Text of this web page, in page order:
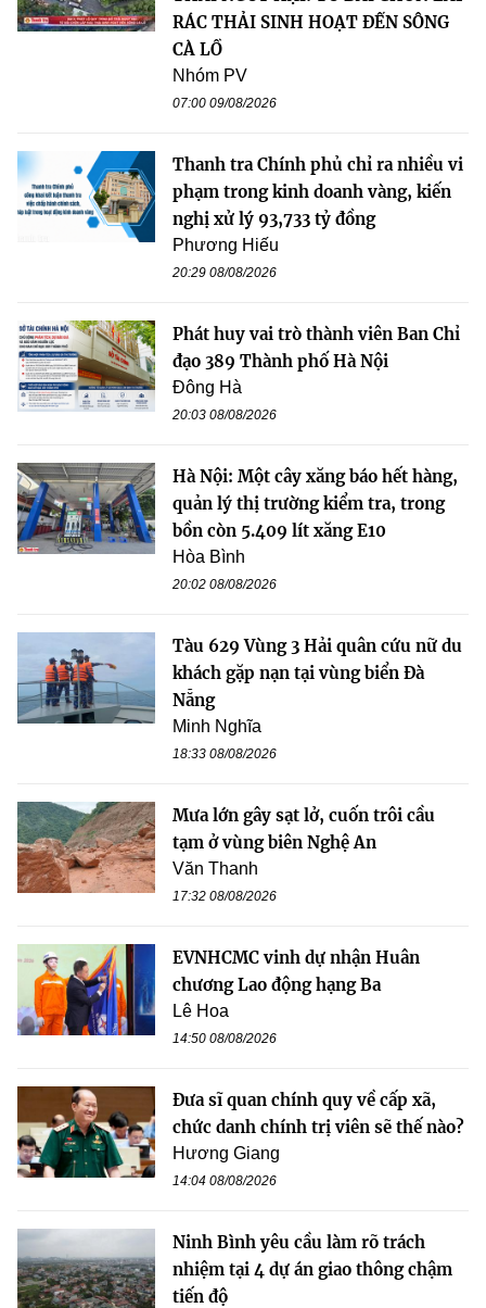
RÁC THẢI SINH HOẠT ĐẾN SÔNG
CÀ LỒ
Nhóm PV
07:00 09/08/2026
Thanh tra Chính phủ chỉ ra nhiều vi
phạm trong kinh doanh vàng, kiến
nghị xử lý 93,733 tỷ đồng
Phương Hiếu
20:29 08/08/2026
Phát huy vai trò thành viên Ban Chỉ
đạo 389 Thành phố Hà Nội
Đông Hà
20:03 08/08/2026
Hà Nội: Một cây xăng báo hết hàng,
quản lý thị trường kiểm tra, trong
bồn còn 5.409 lít xăng E10
Hòa Bình
20:02 08/08/2026
Tàu 629 Vùng 3 Hải quân cứu nữ du
khách gặp nạn tại vùng biển Đà
Nẵng
Minh Nghĩa
18:33 08/08/2026
Mưa lớn gây sạt lở, cuốn trôi cầu
tạm ở vùng biên Nghệ An
Văn Thanh
17:32 08/08/2026
EVNHCMC vinh dự nhận Huân
chương Lao động hạng Ba
Lê Hoa
14:50 08/08/2026
Đưa sĩ quan chính quy về cấp xã,
chức danh chính trị viên sẽ thế nào?
Hương Giang
14:04 08/08/2026
Ninh Bình yêu cầu làm rõ trách
nhiệm tại 4 dự án giao thông chậm
tiến độ